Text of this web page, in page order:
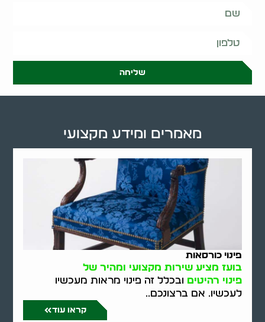
שליחה
פינוי כורסאות
בועז מציע שירות מקצועי ומהיר של
פינוי רהיטים ובכלל זה פינוי מראות מעכשיו
לעכשיו. אם ברצונכם..
קראו עוד
מאמרים ומידע מקצועי